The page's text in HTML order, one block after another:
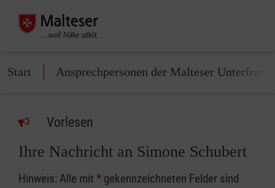
Start Ansprechpersonen der Malteser
Vorlesen
Ihre Nachricht an Simone Schubert
Hinweis: Alle mit * gekennzeichneten Felder sind